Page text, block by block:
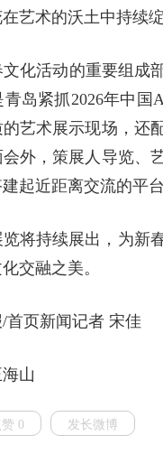
艺术的沃土中持续绽
化活动的重要组成
岛紧抓2026年中
艺术展示现场，还
外，策展人导览、
起近距离交流的平台
将持续展出，为新
交融之美。
首页新闻记者 宋佳
山
赞 0 发长微博